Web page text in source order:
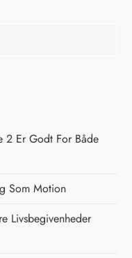
2 Er Godt For Både
Som Motion
Livsbegivenheder